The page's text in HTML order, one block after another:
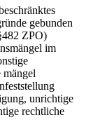
gebunden
ZPO)
im
unrichtige
rechtliche